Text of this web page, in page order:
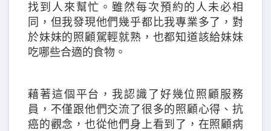
找到人來幫忙。雖然每次預約的人未必相
同，但我發現他們幾乎都比我專業多了，對
於妹妹的照顧駕輕就熟，也都知道該給妹妹
吃哪些合適的食物。
藉著這個平台，我認識了好幾位照顧服務
員，不僅跟他們交流了很多的照顧心得、抗
癌的觀念，也從他們身上看到了，在照顧病